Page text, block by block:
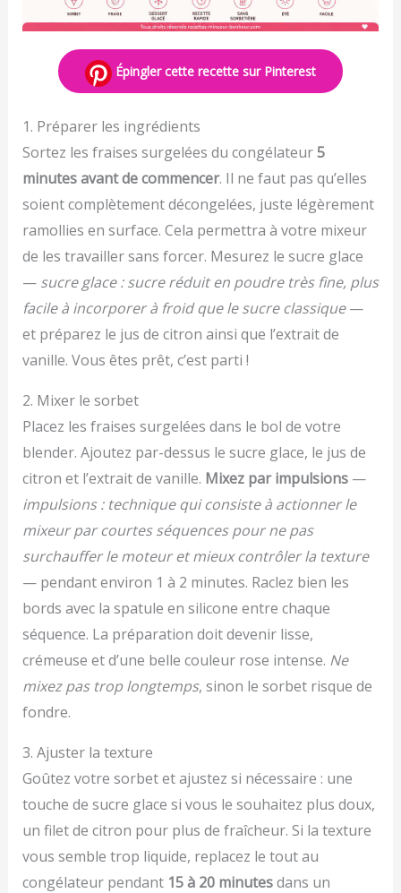
Épingler cette recette sur Pinterest
1. Préparer les ingrédients
Sortez les fraises surgelées du congélateur5
minutes avant de commencer. Il ne faut pas qu’elles
soient complètement décongelées, juste légèrement
ramollies en surface. Cela permettra à votre mixeur
de les travailler sans forcer. Mesurez le sucre glace
— sucre glace : sucre réduit en poudre très fine, plus
facile à incorporer à froid que le sucre classique—
et préparez le jus de citron ainsi que l’extrait de
vanille. Vous êtes prêt, c’est parti !
2. Mixer le sorbet
Placez les fraises surgelées dans le bol de votre
blender. Ajoutez par-dessus le sucre glace, le jus de
citron et l’extrait de vanille. Mixez par impulsions—
impulsions : technique qui consiste à actionner le
mixeur par courtes séquences pour ne pas
surchauffer le moteur et mieux contrôler la texture
— pendant environ 1 à 2 minutes. Raclez bien les
bords avec la spatule en silicone entre chaque
séquence. La préparation doit devenir lisse,
crémeuse et d’une belle couleur rose intense. Ne
mixez pas trop longtemps, sinon le sorbet risque de
fondre.
3. Ajuster la texture
Goûtez votre sorbet et ajustez si nécessaire : une
touche de sucre glace si vous le souhaitez plus doux,
un filet de citron pour plus de fraîcheur. Si la texture
vous semble trop liquide, replacez le tout au
congélateur pendant 15 à 20 minutesdans un